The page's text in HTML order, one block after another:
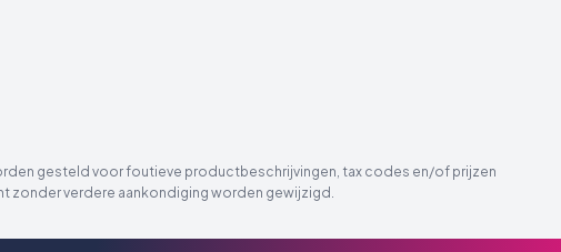
gesteld voor foutieve productbeschrijvingen, tax codes en/of prijzen
zonder verdere aankondiging worden gewijzigd.